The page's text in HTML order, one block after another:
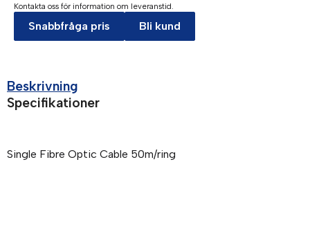
Kontakta oss för information om leveranstid.
Snabbfråga pris Bli kund
Beskrivning
Specifikationer
Single Fibre Optic Cable 50m/ring